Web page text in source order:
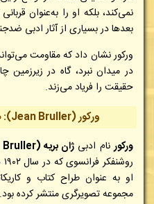
نمی‌کند، بلکه او را به‌عنوان
بعدها در بسیاری از آثار ادبی
ورکور نشان داد که مقاومت
در میدان نبرد، گاه در زیرزمین
حقیقت را فریاد می‌زند.
ورکور (Jean Bruller): هنرمندِ چندوجهی مقاومت
ورکورنام ادبی ژان بریه (Jean Bruller)
او به عنوان طراح کتاب و
مجموعه تصویرگری منتشر کرده بود.